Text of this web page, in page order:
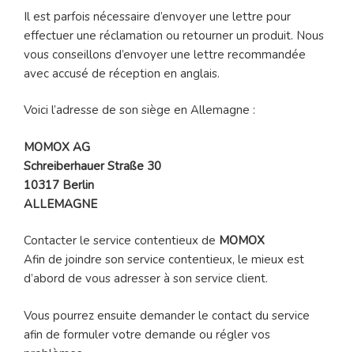
Il est parfois nécessaire d’envoyer une lettre pour
effectuer une réclamation ou retourner un produit. Nous
vous conseillons d’envoyer une lettre recommandée
avec accusé de réception en anglais.
Voici l’adresse de son siège en Allemagne :
MOMOX AG
Schreiberhauer Straße 30
10317 Berlin
ALLEMAGNE
Contacter le service contentieux de MOMOX
Afin de joindre son service contentieux, le mieux est
d’abord de vous adresser à son service client.
Vous pourrez ensuite demander le contact du service
afin de formuler votre demande ou régler vos